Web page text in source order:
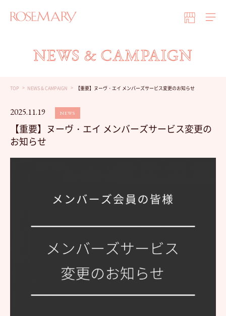
NEWS & CAMPAIGN
TOP NEWS & CAMPAIGN 【重要】ヌーヴ・エイ メンバーズサービス変更のお知らせ
2025.11.19 NEWS
【重要】ヌーヴ・エイ メンバーズサービス変更の
お知らせ